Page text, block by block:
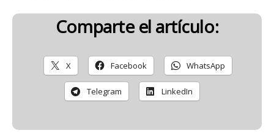
Comparte el artículo:
X Facebook WhatsApp
Telegram LinkedIn